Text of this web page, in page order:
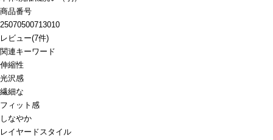
商品番号
25070500713010
レビュー(7件)
関連キーワード
伸縮性
光沢感
繊細な
フィット感
しなやか
レイヤードスタイル